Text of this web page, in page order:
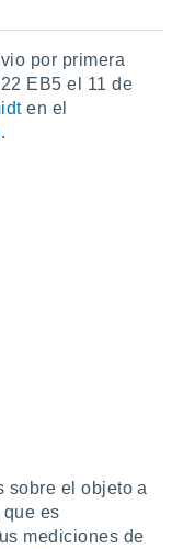
vio por primera
EB5 el 11 de
en el
.
sobre el objeto a
que es
mediciones de